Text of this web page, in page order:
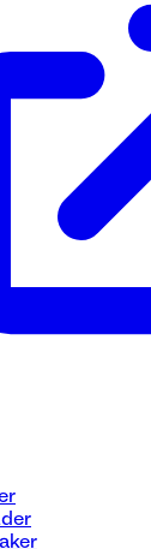
des
est la
sans